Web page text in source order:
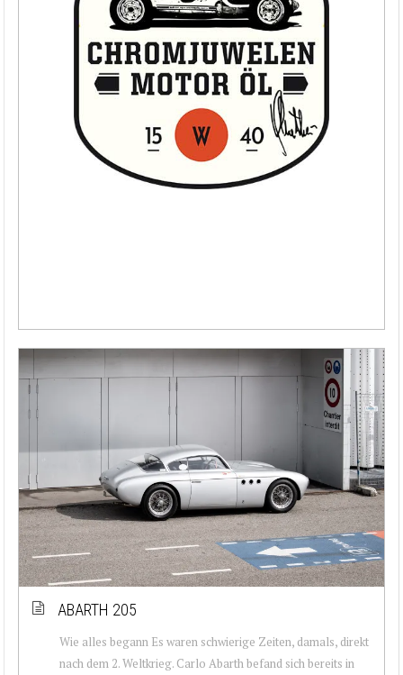
ABARTH 205
Wie alles begann Es waren schwierige Zeiten, damals, direkt
nach dem 2. Weltkrieg. Carlo Abarth befand sich bereits in